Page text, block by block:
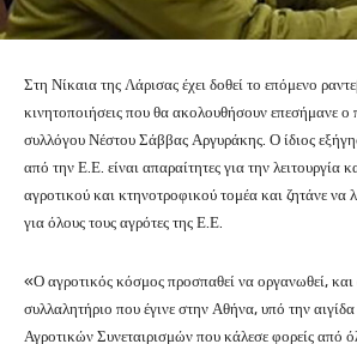
Στη Νίκαια της Λάρισας έχει δοθεί το επόμενο
κινητοποιήσεις που θα ακολουθήσουν επεσήμανε ο
συλλόγου Νέστου Σάββας Αργυράκης. Ο ίδιος
από την Ε.Ε. είναι απαραίτητες για την λειτουργία
αγροτικού και κτηνοτροφικού τομέα και ζητάνε να
για όλους τους αγρότες της Ε.Ε.
«Ο αγροτικός κόσμος προσπαθεί να οργανωθεί,
συλλαλητήριο που έγινε στην Αθήνα, υπό την
Αγροτικών Συνεταιρισμών που κάλεσε φορείς από